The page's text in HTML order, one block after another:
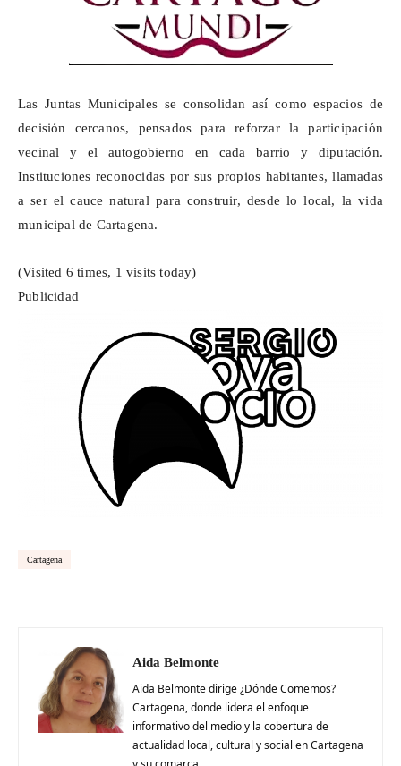
Las Juntas Municipales se consolidan así como espacios de
decisión cercanos, pensados para reforzar la participación
vecinal y el autogobierno en cada barrio y diputación.
Instituciones reconocidas por sus propios habitantes, llamadas
a ser el cauce natural para construir, desde lo local, la vida
municipal de Cartagena.
(Visited 6 times, 1 visits today)
Publicidad
Cartagena
Aida Belmonte
Aida Belmonte dirige ¿Dónde Comemos?
Cartagena, donde lidera el enfoque
informativo del medio y la cobertura de
actualidad local, cultural y social en Cartagena